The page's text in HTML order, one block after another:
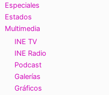
Especiales
Estados
Multimedia
INE TV
INE Radio
Podcast
Galerías
Gráficos